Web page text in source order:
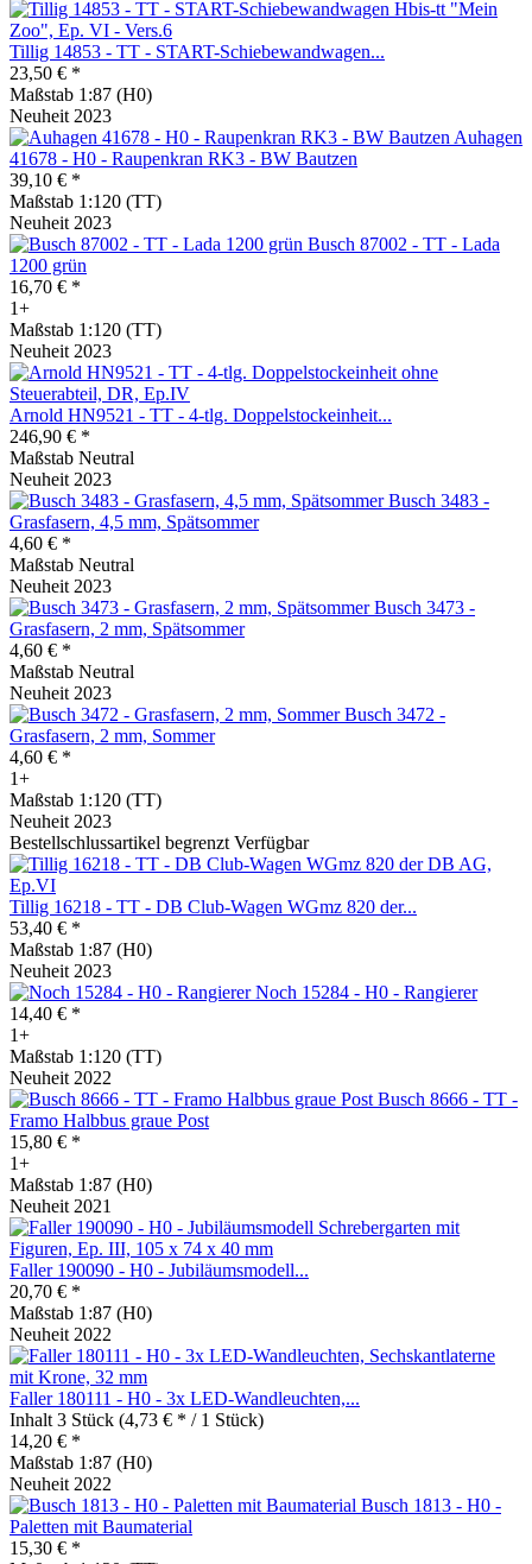
Tillig 14853 - TT - START-Schiebewandwagen...
23,50 € *
Maßstab 1:87 (H0)
Neuheit 2023
Auhagen
41678 - H0 - Raupenkran RK3 - BW Bautzen
39,10 € *
Maßstab 1:120 (TT)
Neuheit 2023
Busch 87002 - TT - Lada
1200 grün
16,70 € *
1+
Maßstab 1:120 (TT)
Neuheit 2023
Arnold HN9521 - TT - 4-tlg. Doppelstockeinheit...
246,90 € *
Maßstab Neutral
Neuheit 2023
Busch 3483 -
Grasfasern, 4,5 mm, Spätsommer
4,60 € *
Maßstab Neutral
Neuheit 2023
Busch 3473 -
Grasfasern, 2 mm, Spätsommer
4,60 € *
Maßstab Neutral
Neuheit 2023
Busch 3472 -
Grasfasern, 2 mm, Sommer
4,60 € *
1+
Maßstab 1:120 (TT)
Neuheit 2023
Bestellschlussartikel begrenzt Verfügbar
Tillig 16218 - TT - DB Club-Wagen WGmz 820 der...
53,40 € *
Maßstab 1:87 (H0)
Neuheit 2023
Noch 15284 - H0 - Rangierer
14,40 € *
1+
Maßstab 1:120 (TT)
Neuheit 2022
Busch 8666 - TT -
Framo Halbbus graue Post
15,80 € *
1+
Maßstab 1:87 (H0)
Neuheit 2021
Faller 190090 - H0 - Jubiläumsmodell...
20,70 € *
Maßstab 1:87 (H0)
Neuheit 2022
Faller 180111 - H0 - 3x LED-Wandleuchten,...
Inhalt 3 Stück (4,73 € * / 1 Stück)
14,20 € *
Maßstab 1:87 (H0)
Neuheit 2022
Busch 1813 - H0 -
Paletten mit Baumaterial
15,30 € *